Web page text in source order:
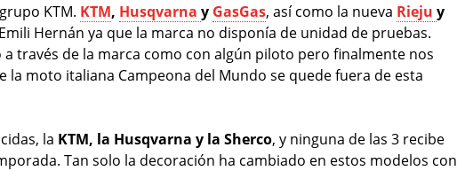
KTM. KTM, Husqvarna y GasGas, así como la nueva Rieju y
Hernán ya que la marca no disponía de unidad de pruebas.
través de la marca como con algún piloto pero finalmente nos
la moto italiana Campeona del Mundo se quede fuera de esta
la KTM, la Husqvarna y la Sherco, y ninguna de las 3 recibe
Tan solo la decoración ha cambiado en estos modelos con